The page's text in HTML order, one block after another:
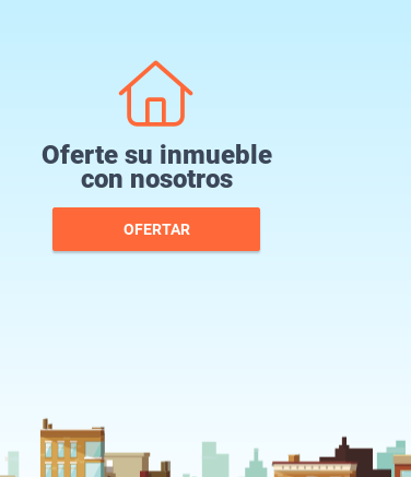
Oferte su inmueble
con nosotros
OFERTAR